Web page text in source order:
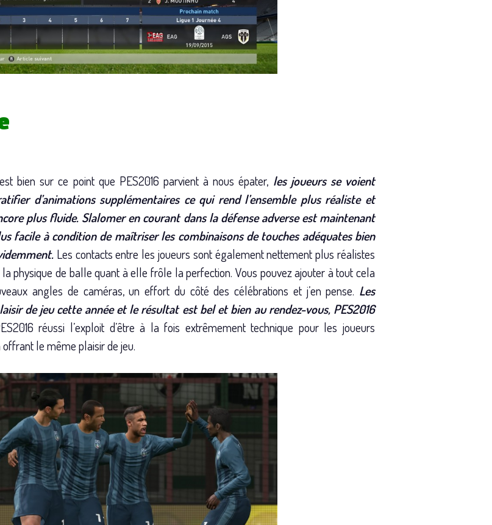
bien sur ce point que PES2016 parvient à nous épater, les joueurs se voient
d’animations supplémentaires ce qui rend l’ensemble plus réaliste et
plus fluide. Slalomer en courant dans la défense adverse est maintenant
facile à condition de maîtriser les combinaisons de touches adéquates bien
Les contacts entre les joueurs sont également nettement plus réalistes
physique de balle quant à elle frôle la perfection. Vous pouvez ajouter à tout cela
angles de caméras, un effort du côté des célébrations et j’en pense. Les
de jeu cette année et le résultat est bel et bien au rendez-vous, PES2016
réussi l’exploit d’être à la fois extrêmement technique pour les joueurs
le même plaisir de jeu.